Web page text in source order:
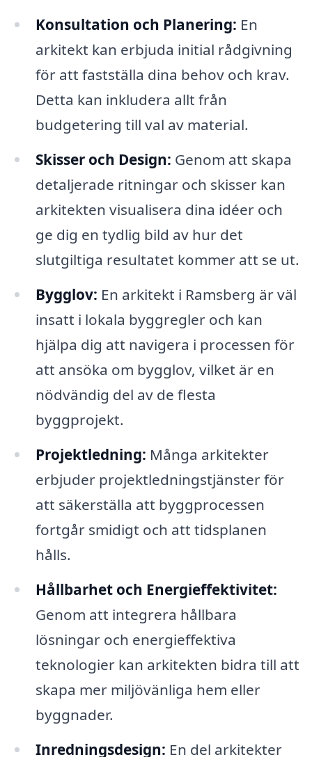
Konsultation och Planering: En
arkitekt kan erbjuda initial rådgivning
för att fastställa dina behov och krav.
Detta kan inkludera allt från
budgetering till val av material.
Skisser och Design: Genom att skapa
detaljerade ritningar och skisser kan
arkitekten visualisera dina idéer och
ge dig en tydlig bild av hur det
slutgiltiga resultatet kommer att se ut.
Bygglov: En arkitekt i Ramsberg är väl
insatt i lokala byggregler och kan
hjälpa dig att navigera i processen för
att ansöka om bygglov, vilket är en
nödvändig del av de flesta
byggprojekt.
Projektledning: Många arkitekter
erbjuder projektledningstjänster för
att säkerställa att byggprocessen
fortgår smidigt och att tidsplanen
hålls.
Hållbarhet och Energieffektivitet:
Genom att integrera hållbara
lösningar och energieffektiva
teknologier kan arkitekten bidra till att
skapa mer miljövänliga hem eller
byggnader.
Inredningsdesign: En del arkitekter